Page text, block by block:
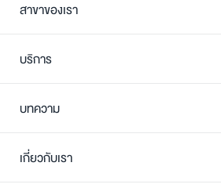
สาขาของเรา
บริการ
บทความ
เกี่ยวกับเรา